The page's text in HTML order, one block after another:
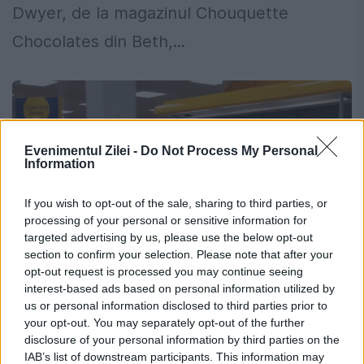
Evenimentul Zilei - Do Not Process My Personal
Information
If you wish to opt-out of the sale, sharing to third parties, or
processing of your personal or sensitive information for
targeted advertising by us, please use the below opt-out
section to confirm your selection. Please note that after your
opt-out request is processed you may continue seeing
interest-based ads based on personal information utilized by
us or personal information disclosed to third parties prior to
your opt-out. You may separately opt-out of the further
disclosure of your personal information by third parties on the
IAB’s list of downstream participants. This information may
Dwyer, de la magazinul Chouquette
Chocolates din Beth,...
Aerul comestibil, hrana viitorului.
Specialiștii s-au inspirat din dieta
astronauților